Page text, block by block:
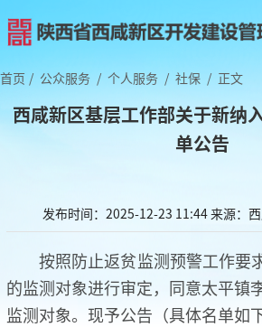
首页 / 公众服务 / 个人服务 / 社保 / 正文
西咸新区基层工作部关于新纳
单公告
发布时间：2025-12-23 11:44来源：
按照防止返贫监测预警工作要
的监测对象进行审定，同意太平镇
监测对象。现予公告（具体名单如